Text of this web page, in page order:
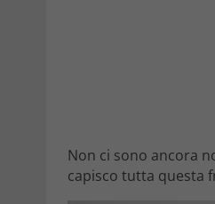
Non ci sono ancora
capisco tutta questa